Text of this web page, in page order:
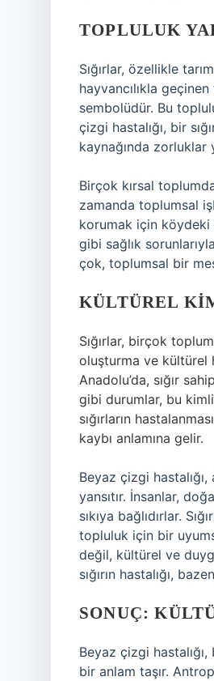
TOPLULUK
Sığırlar, özellikle
hayvancılıkla
sembolüdür. Bu
çizgi hastalığı, bir
kaynağında zorluklar
Birçok kırsal
zamanda toplumsal
korumak için köydeki
gibi sağlık
çok, toplumsal bir
KÜLTÜREL
Sığırlar, birçok
oluşturma ve kültürel
Anadolu’da, sığır
gibi durumlar, bu
sığırların
kaybı anlamına gelir.
Beyaz çizgi
yansıtır. İnsanlar,
sıkıya bağlıdırlar.
topluluk için bir
değil, kültürel ve
sığırın hastalığı,
SONUÇ:
Beyaz çizgi
bir anlam taşır.